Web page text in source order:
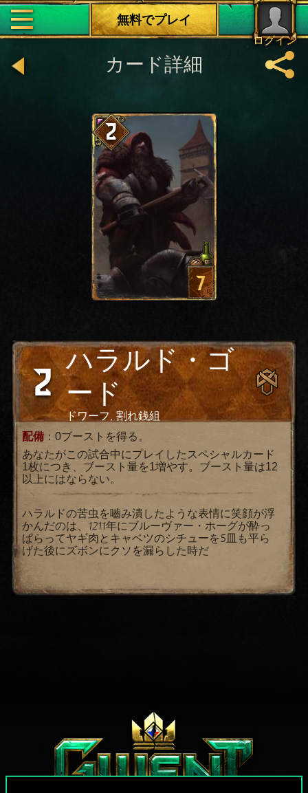
ログイン
無料でプレイ
カード詳細
2
7
2
ハラルド・ゴ
ード
ドワーフ, 割れ銭組
配備：0ブーストを得る。
あなたがこの試合中にプレイしたスペシャルカード
1枚につき、ブースト量を1増やす。ブースト量は12
以上にはならない。
ハラルドの苦虫を嚙み潰したような表情に笑顔が浮
かんだのは、1211年にブルーヴァー・ホーグが酔っ
ぱらってヤギ肉とキャベツのシチューを5皿も平ら
げた後にズボンにクソを漏らした時だ